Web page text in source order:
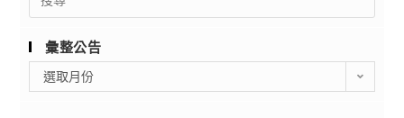
for:
彙整公告
整
選取月份